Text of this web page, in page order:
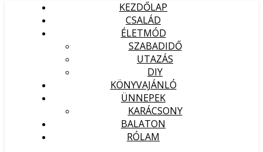
KEZDŐLAP
CSALÁD
ÉLETMÓD
SZABADIDŐ
UTAZÁS
DIY
KÖNYVAJÁNLÓ
ÜNNEPEK
KARÁCSONY
BALATON
RÓLAM